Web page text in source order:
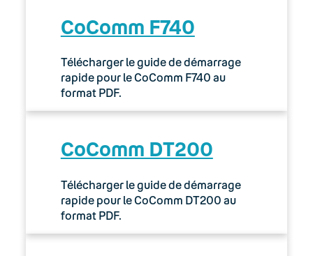
CoComm F740
Télécharger le guide de démarrage
rapide pour le CoComm F740 au
format PDF.
CoComm DT200
Télécharger le guide de démarrage
rapide pour le CoComm DT200 au
format PDF.